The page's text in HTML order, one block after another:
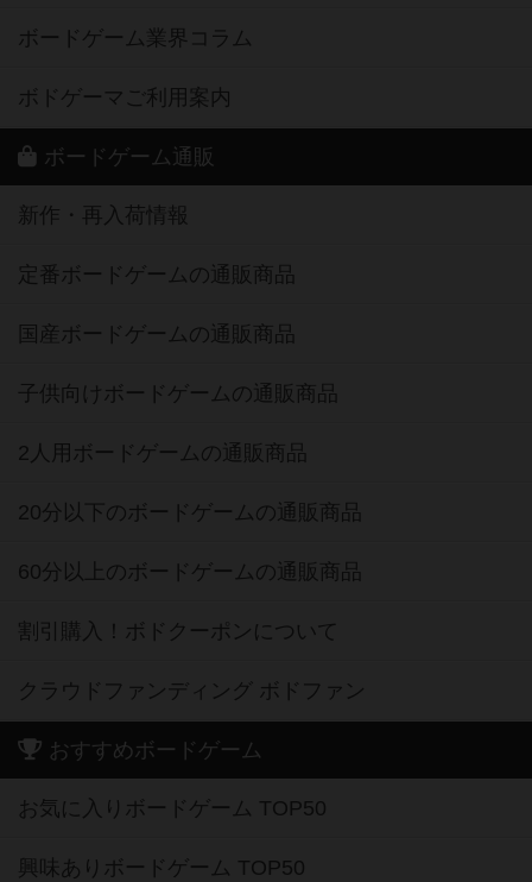
ボードゲーム業界コラム
ボドゲーマご利用案内
ボードゲーム通販
新作・再入荷情報
定番ボードゲームの通販商品
国産ボードゲームの通販商品
子供向けボードゲームの通販商品
2人用ボードゲームの通販商品
20分以下のボードゲームの通販商品
60分以上のボードゲームの通販商品
割引購入！ボドクーポンについて
クラウドファンディング ボドファン
おすすめボードゲーム
お気に入りボードゲーム TOP50
興味ありボードゲーム TOP50